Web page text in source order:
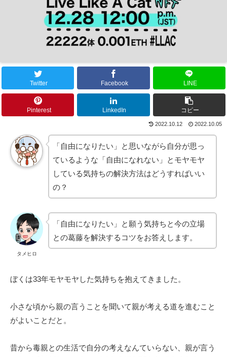
Twitter Facebook LINE
Pinterest LinkedIn コピー
2022.10.12 2022.10.05
「自由になりたい」と思いながら自分が思っ
ているような「自由になれない」とモヤモヤ
している気持ちの解決方法はどうすればいい
の？
タメヒロ
「自由になりたい」と願う気持ちと今の立場
との葛藤を解決するコツをお答えします。
ぼくは33年モヤモヤした気持ちを抱えてきました。
小さな頃から親の言うことを聞いて親が考える道を進むこと
がよいことだと。
昔から毒親との生活で自分の考えなんていらない、親が言う